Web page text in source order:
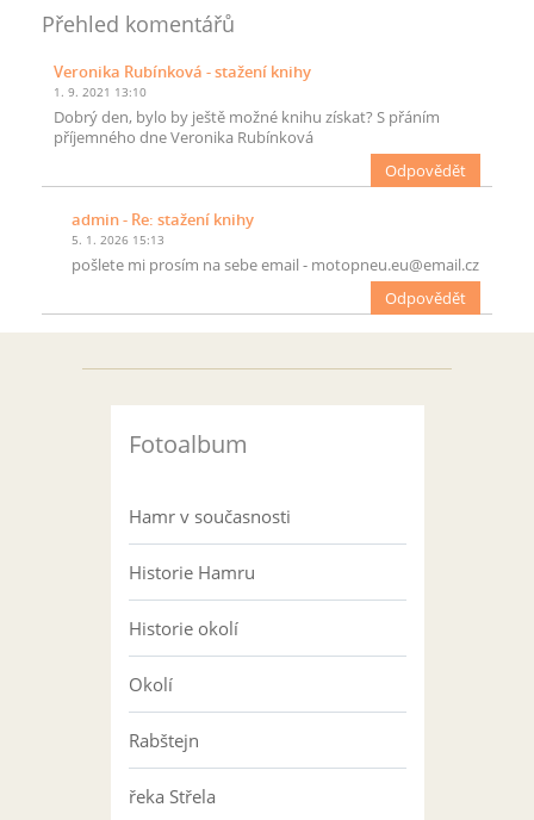
Přehled komentářů
Veronika Rubínková - stažení knihy
1. 9. 2021 13:10
Dobrý den, bylo by ještě možné knihu získat? S přáním
příjemného dne Veronika Rubínková
Odpovědět
admin- Re: stažení knihy
5. 1. 2026 15:13
pošlete mi prosím na sebe email - motopneu.eu@email.cz
Odpovědět
Fotoalbum
Hamr v současnosti
Historie Hamru
Historie okolí
Okolí
Rabštejn
řeka Střela